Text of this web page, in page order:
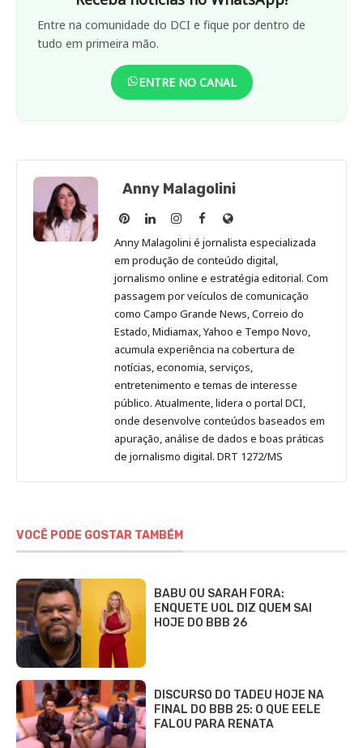
Entre na comunidade do DCI e fique por dentro de
tudo em primeira mão.
ENTRE NO CANAL
Anny Malagolini
Anny
Malagolini
no
Pinterest
Anny
Malagolini
no
LinkedIn
Anny
Malagolini
no
Instagram
Anny
Malagolini
no
Facebook
Site
de
Anny
Malagolini
Anny Malagolini é jornalista especializada
em produção de conteúdo digital,
jornalismo online e estratégia editorial. Com
passagem por veículos de comunicação
como Campo Grande News, Correio do
Estado, Midiamax, Yahoo e Tempo Novo,
acumula experiência na cobertura de
notícias, economia, serviços,
entretenimento e temas de interesse
público. Atualmente, lidera o portal DCI,
onde desenvolve conteúdos baseados em
apuração, análise de dados e boas práticas
de jornalismo digital. DRT 1272/MS
VOCÊ PODE GOSTAR TAMBÉM
BABU OU SARAH FORA:
ENQUETE UOL DIZ QUEM SAI
HOJE DO BBB 26
DISCURSO DO TADEU HOJE NA
FINAL DO BBB 25: O QUE EELE
FALOU PARA RENATA